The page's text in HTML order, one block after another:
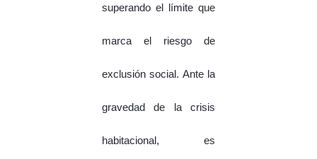
superando el límite que
marca el riesgo de
exclusión social. Ante la
gravedad de la crisis
habitacional, es